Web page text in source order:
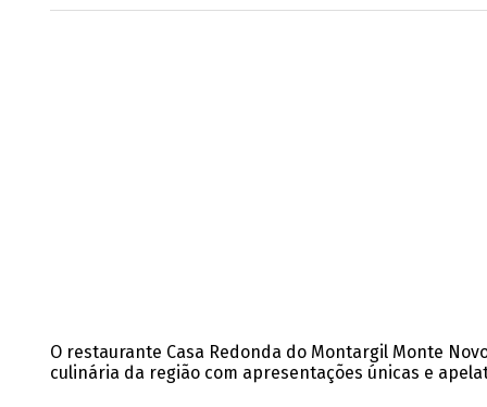
O restaurante Casa Redonda do Montargil Monte
culinária da região com apresentações únicas e